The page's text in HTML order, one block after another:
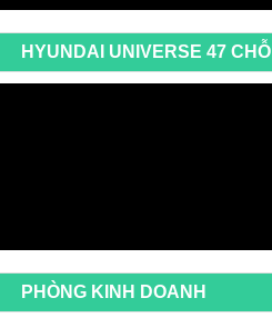
HYUNDAI UNIVERSE 47 CHỖ
PHÒNG KINH DOANH